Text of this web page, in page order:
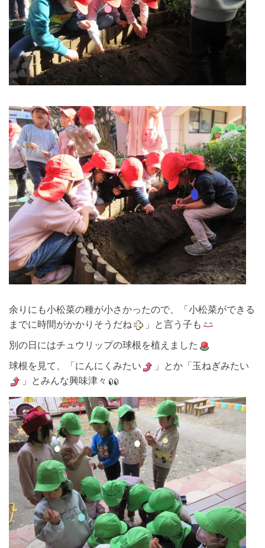
余りにも小松菜の種が小さかったので、「小松菜ができる
までに時間がかかりそうだね
」と言う子も
別の日にはチュウリップの球根を植えました
球根を見て、「にんにくみたい
」とか「玉ねぎみたい
」とみんな興味津々